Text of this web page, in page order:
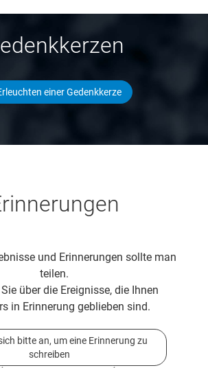
einer Gedenkkerze
und Erinnerungen sollte man
teilen.
über die Ereignisse, die Ihnen
in Erinnerung geblieben sind.
bitte an, um eine Erinnerung zu
schreiben